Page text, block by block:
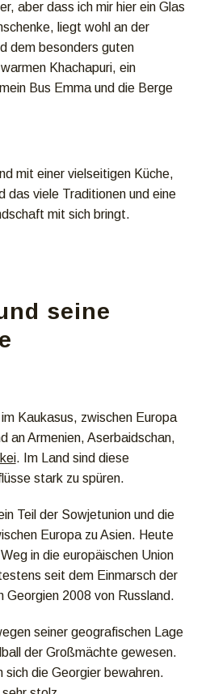
aber dass ich mir hier ein Glas
liegt wohl an der
dem besonders guten
Khachapuri, ein
Bus Emma und die Berge
mit einer vielseitigen Küche,
das viele Traditionen und eine
mit sich bringt.
seine
Kaukasus, zwischen Europa
an Armenien, Aserbaidschan,
. Im Land sind diese
stark zu spüren.
Teil der Sowjetunion und die
Europa zu Asien. Heute
in die europäischen Union
seit dem Einmarsch der
Georgien 2008 von Russland.
seiner geografischen Lage
der Großmächte gewesen.
sich die Georgier bewahren.